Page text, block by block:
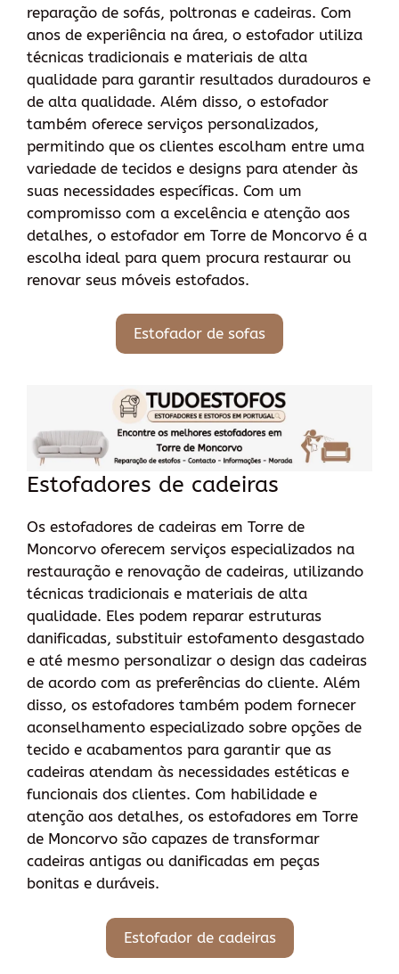
reparação de sofás, poltronas e cadeiras. Com
anos de experiência na área, o estofador utiliza
técnicas tradicionais e materiais de alta
qualidade para garantir resultados duradouros e
de alta qualidade. Além disso, o estofador
também oferece serviços personalizados,
permitindo que os clientes escolham entre uma
variedade de tecidos e designs para atender às
suas necessidades específicas. Com um
compromisso com a excelência e atenção aos
detalhes, o estofador em Torre de Moncorvo é a
escolha ideal para quem procura restaurar ou
renovar seus móveis estofados.
Estofador de sofas
Estofadores de cadeiras
Os estofadores de cadeiras em Torre de
Moncorvo oferecem serviços especializados na
restauração e renovação de cadeiras, utilizando
técnicas tradicionais e materiais de alta
qualidade. Eles podem reparar estruturas
danificadas, substituir estofamento desgastado
e até mesmo personalizar o design das cadeiras
de acordo com as preferências do cliente. Além
disso, os estofadores também podem fornecer
aconselhamento especializado sobre opções de
tecido e acabamentos para garantir que as
cadeiras atendam às necessidades estéticas e
funcionais dos clientes. Com habilidade e
atenção aos detalhes, os estofadores em Torre
de Moncorvo são capazes de transformar
cadeiras antigas ou danificadas em peças
bonitas e duráveis.
Estofador de cadeiras